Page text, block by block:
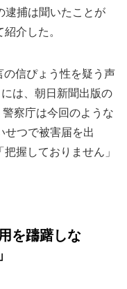
逮捕は聞いたことが
介した。
信ぴょう性を疑う声
は、朝日新聞出版の
察庁は今回のような
せつで被害届を出
握しておりません」
を躊躇しな